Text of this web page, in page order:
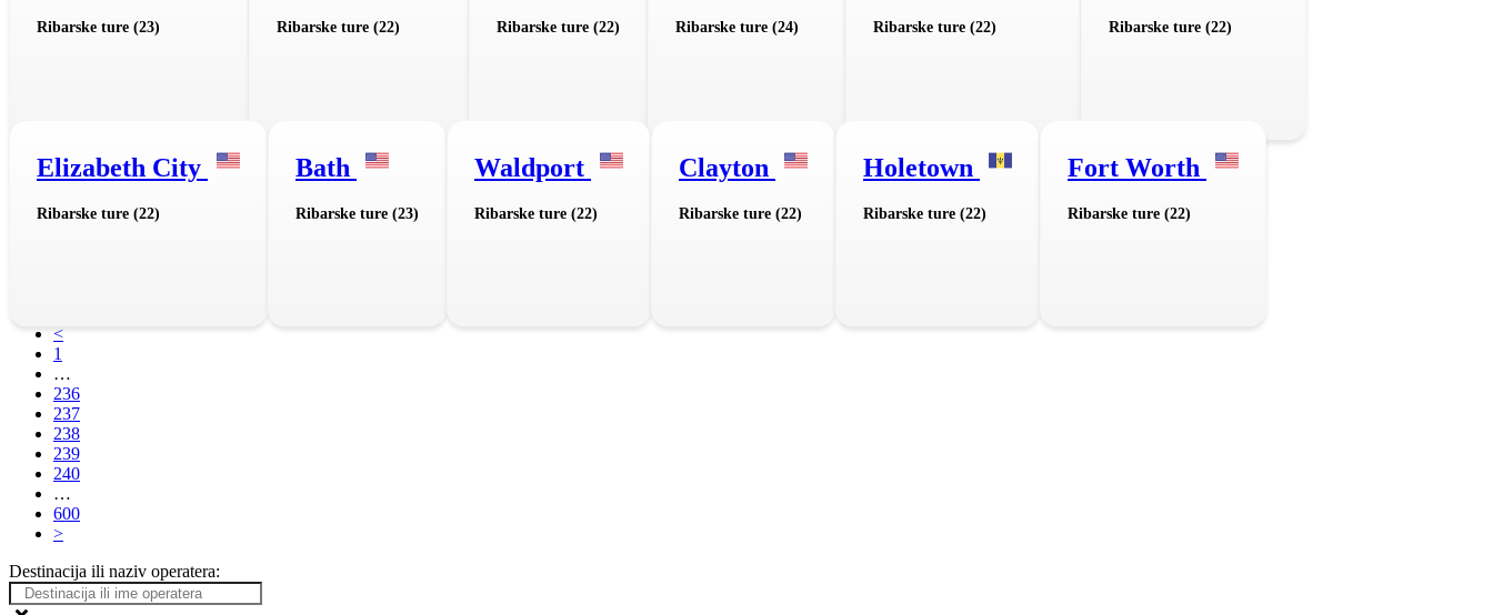
Ribarske ture (23) Ribarske ture (22) Ribarske ture (22) Ribarske ture (24) Ribarske ture (22) Ribarske ture (22)
Elizabeth City
Ribarske ture (22)
Bath
Ribarske ture (23)
Waldport
Ribarske ture (22)
Clayton
Ribarske ture (22)
Holetown
Ribarske ture (22)
Fort Worth
Ribarske ture (22)
<
1
…
236
237
238
239
240
…
600
>
Destinacija ili naziv operatera: